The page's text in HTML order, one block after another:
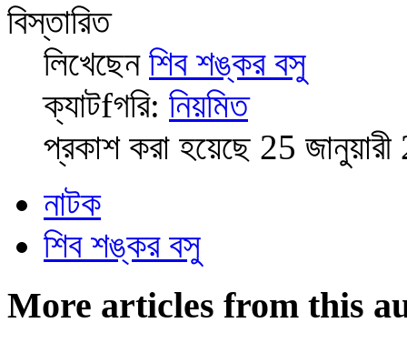
বিস্তারিত
লিখেছেন শিব শঙ্কর বসু
ক্যাটfগরি: নিয়মিত
প্রকাশ করা হয়েছে 25
নাটক
শিব শঙ্কর বসু
More articles from this